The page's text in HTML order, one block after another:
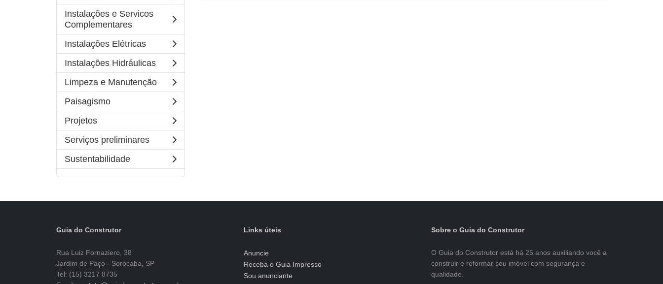
Instalações e Servicos
Complementares
Instalações Elétricas
Instalações Hidráulicas
Limpeza e Manutenção
Paisagismo
Projetos
Serviços preliminares
Sustentabilidade
Guia do Construtor
Rua Luiz Fornaziero, 38
Jardim de Paço - Sorocaba, SP
Tel: (15) 3217 8735
Links úteis
Anuncie
Receba o Guia Impresso
Sou anunciante
Sobre o Guia do Construtor
O Guia do Construtor está há 25 anos auxiliando você a
construir e reformar seu imóvel com segurança e
qualidade.